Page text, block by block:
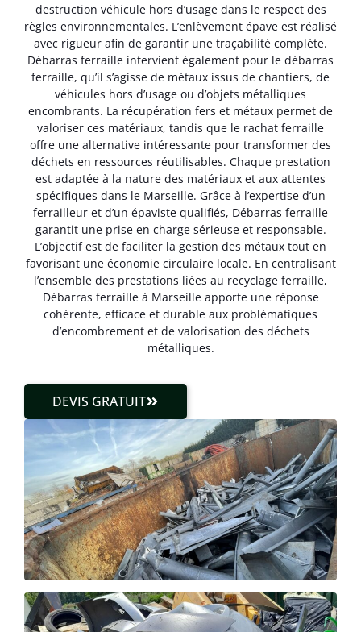
destruction véhicule hors d’usage dans le respect des
règles environnementales. L’enlèvement épave est réalisé
avec rigueur afin de garantir une traçabilité complète.
Débarras ferraille intervient également pour le débarras
ferraille, qu’il s’agisse de métaux issus de chantiers, de
véhicules hors d’usage ou d’objets métalliques
encombrants. La récupération fers et métaux permet de
valoriser ces matériaux, tandis que le rachat ferraille
offre une alternative intéressante pour transformer des
déchets en ressources réutilisables. Chaque prestation
est adaptée à la nature des matériaux et aux attentes
spécifiques dans le Marseille. Grâce à l’expertise d’un
ferrailleur et d’un épaviste qualifiés, Débarras ferraille
garantit une prise en charge sérieuse et responsable.
L’objectif est de faciliter la gestion des métaux tout en
favorisant une économie circulaire locale. En centralisant
l’ensemble des prestations liées au recyclage ferraille,
Débarras ferraille à Marseille apporte une réponse
cohérente, efficace et durable aux problématiques
d’encombrement et de valorisation des déchets
métalliques.
DEVIS GRATUIT